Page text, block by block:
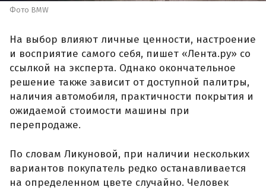
Фото BMW
На выбор влияют личные ценности, настроение
и восприятие самого себя, пишет «Лента.ру» со
ссылкой на эксперта. Однако окончательное
решение также зависит от доступной палитры,
наличия автомобиля, практичности покрытия и
ожидаемой стоимости машины при
перепродаже.
По словам Ликуновой, при наличии нескольких
вариантов покупатель редко останавливается
на определенном цвете случайно. Человек